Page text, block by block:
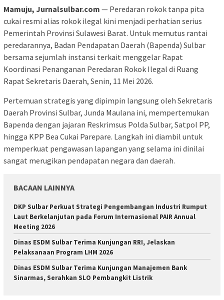
Mamuju, Jurnalsulbar.com — Peredaran rokok tanpa pita
cukai resmi alias rokok ilegal kini menjadi perhatian serius
Pemerintah Provinsi Sulawesi Barat. Untuk memutus rantai
peredarannya, Badan Pendapatan Daerah (Bapenda) Sulbar
bersama sejumlah instansi terkait menggelar Rapat
Koordinasi Penanganan Peredaran Rokok Ilegal di Ruang
Rapat Sekretaris Daerah, Senin, 11 Mei 2026.
Pertemuan strategis yang dipimpin langsung oleh Sekretaris
Daerah Provinsi Sulbar, Junda Maulana ini, mempertemukan
Bapenda dengan jajaran Reskrimsus Polda Sulbar, Satpol PP,
hingga KPP Bea Cukai Parepare. Langkah ini diambil untuk
memperkuat pengawasan lapangan yang selama ini dinilai
sangat merugikan pendapatan negara dan daerah.
BACAAN LAINNYA
DKP Sulbar Perkuat Strategi Pengembangan Industri Rumput
Laut Berkelanjutan pada Forum Internasional PAIR Annual
Meeting 2026
Dinas ESDM Sulbar Terima Kunjungan RRI, Jelaskan
Pelaksanaan Program LHM 2026
Dinas ESDM Sulbar Terima Kunjungan Manajemen Bank
Sinarmas, Serahkan SLO Pembangkit Listrik